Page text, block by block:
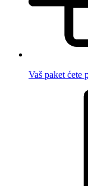
Vaš paket ćete